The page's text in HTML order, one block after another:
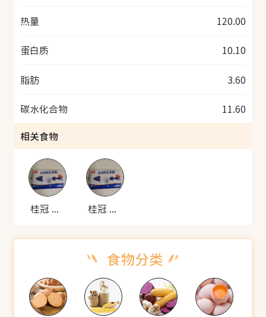
热量 120.00
蛋白质 10.10
脂肪 3.60
碳水化合物
11.60
相关食物
桂冠 鳕鱼香肠 桂冠 鳕鱼香肠